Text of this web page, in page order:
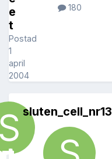
e
t
Postad
1
april
2004
180
sluten_cell_nr13